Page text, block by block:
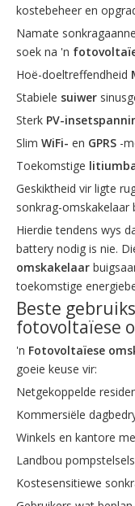
kostebeheer en
Namate
soek na 'n
Hoë-doeltreffendheid
Stabiele suiwer
Sterk PV-
Slim WiFi- en GPRS -
Toekomstige
Geskiktheid vir ligte
sonkrag-omskakelaar
Hierdie tendens wys
battery nodig is nie.
omskakelaar
toekomstige
Beste
fotovoltaïese
'n Fotovoltaïese
goeie keuse vir:
Netgekoppelde
Kommersiële
Winkels en kantore
Landbou pompstelsels
Kostesensitiewe